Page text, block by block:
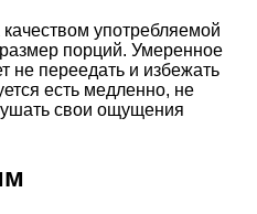
употребляемой
порций. Умеренное
не переедать и избежать
есть медленно, не
свои ощущения